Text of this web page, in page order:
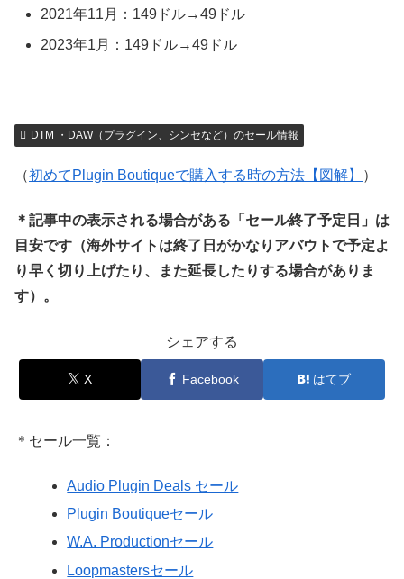
2021年11月：149ドル→49ドル
2023年1月：149ドル→49ドル
DTM ・DAW（プラグイン、シンセなど）のセール情報
（初めてPlugin Boutiqueで購入する時の方法【図解】 ）
＊記事中の表示される場合がある「セール終了予定日」は
目安です（海外サイトは終了日がかなりアバウトで予定よ
り早く切り上げたり、また延長したりする場合がありま
す）。
シェアする
X Facebook はてブ
＊セール一覧：
Audio Plugin Deals セール
Plugin Boutiqueセール
W.A. Productionセール
Loopmastersセール